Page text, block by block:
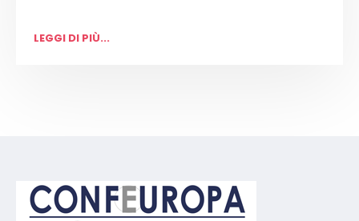
LEGGI DI PIÙ...